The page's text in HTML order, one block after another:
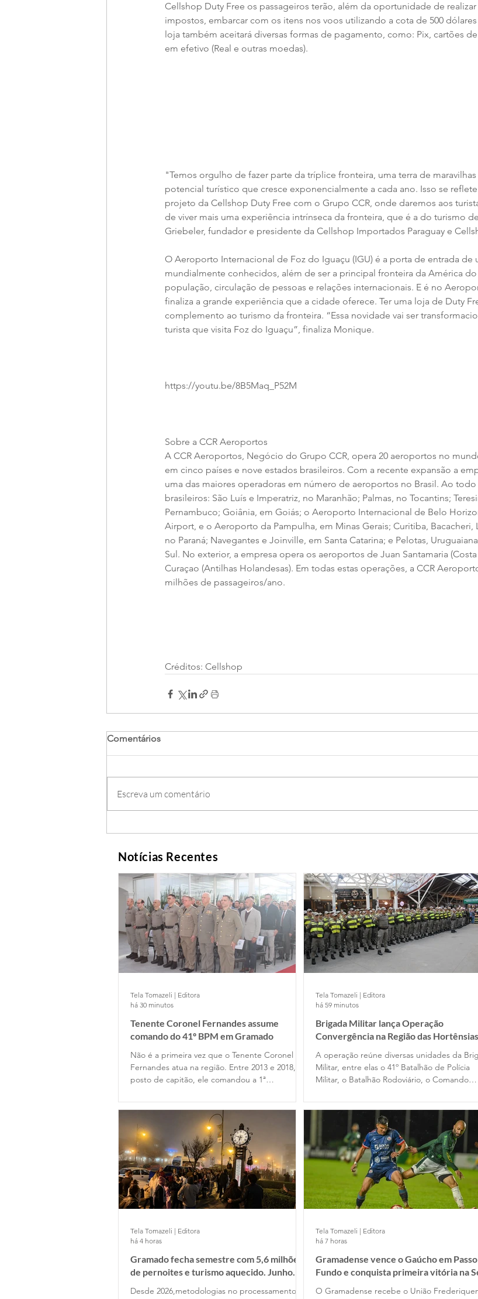
Cellshop Duty Free os passageiros terão, além da oportunidade de
impostos, embarcar com os itens nos voos utilizando a cota de 500 dólares
loja também aceitará diversas formas de pagamento, como: Pix, cartões
em efetivo (Real e outras moedas).
"Temos orgulho de fazer parte da tríplice fronteira, uma terra de
potencial turístico que cresce exponencialmente a cada ano. Isso se
projeto da Cellshop Duty Free com o Grupo CCR, onde daremos aos
de viver mais uma experiência intrínseca da fronteira, que é a do turismo
Griebeler, fundador e presidente da Cellshop Importados Paraguay e
O Aeroporto Internacional de Foz do Iguaçu (IGU) é a porta de entrada de
mundialmente conhecidos, além de ser a principal fronteira da América
população, circulação de pessoas e relações internacionais. E é no
finaliza a grande experiência que a cidade oferece. Ter uma loja de Duty
complemento ao turismo da fronteira. “Essa novidade vai ser
turista que visita Foz do Iguaçu”, finaliza Monique.
https://youtu.be/8B5Maq_P52M
Sobre a CCR Aeroportos
A CCR Aeroportos, Negócio do Grupo CCR, opera 20 aeroportos no
em cinco países e nove estados brasileiros. Com a recente expansão a
uma das maiores operadoras em número de aeroportos no Brasil. Ao
brasileiros: São Luís e Imperatriz, no Maranhão; Palmas, no Tocantins;
Pernambuco; Goiânia, em Goiás; o Aeroporto Internacional de Belo
Airport, e o Aeroporto da Pampulha, em Minas Gerais; Curitiba, Bacacheri,
no Paraná; Navegantes e Joinville, em Santa Catarina; e Pelotas,
Sul. No exterior, a empresa opera os aeroportos de Juan Santamaria
Curaçao (Antilhas Holandesas). Em todas estas operações, a CCR
milhões de passageiros/ano.
Créditos: Cellshop
Comentários
Escreva um comentário
Notícias Recentes
Tenente Coronel Fernandes assume
comando do 41º BPM em Gramado
Não é a primeira vez que o Tenente Coronel
Fernandes atua na região. Entre 2013 e 2018, no
posto de capitão, ele comandou a 1ª
Estado Maior da Unidade. Retornou em 2020,
permanecendo até 2022, quando ocupou o
posto de major na função de subcomandante
do Batalhão.
Tela Tomazeli | Editora
há 30 minutos
Brigada Militar lança Operação
Convergência na Região das Hortênsias
A operação reúne diversas unidades da
Militar, entre elas o 41º Batalhão de Polícia
Militar, o Batalhão Rodoviário, o Comando
Departamento de Ensino. Participam das
dois alunos-oficiais do Curso Superior de
Militar e 120 alunos-soldados do Curso Básico
de Formação Policial Militar, das escolas de
Porto Alegre e Montenegro.
Tela Tomazeli | Editora
há 59 minutos
Gramado fecha semestre com 5,6 milhões
de pernoites e turismo aquecido. Junho
desponta!
Desde 2026,metodologias no processamento
Tela Tomazeli | Editora
há 4 horas
Gramadense vence o Gaúcho em Passo
Fundo e conquista primeira vitória na
O Gramadense recebe o União
Tela Tomazeli | Editora
há 7 horas